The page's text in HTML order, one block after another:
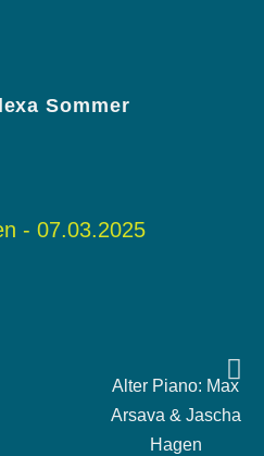
Sommer
- 07.03.2025
Alter Piano: Max
Arsava & Jascha
Hagen